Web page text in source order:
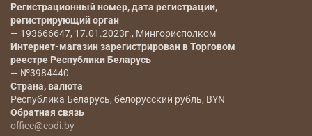
Регистрационный номер, дата регистрации,
регистрирующий орган
— 193666647, 17.01.2023г., Мингорисполком
Интернет-магазин зарегистрирован в Торговом
реестре Республики Беларусь
— №3984440
Страна, валюта
Республика Беларусь, белорусский рубль, BYN
Обратная связь
office@codi.by